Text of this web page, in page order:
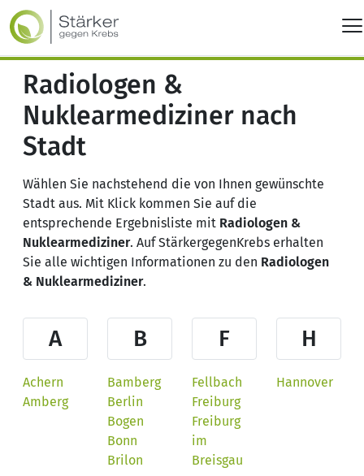
Radiologen &
Nuklearmediziner nach
Stadt
Wählen Sie nachstehend die von Ihnen gewünschte
Stadt aus. Mit Klick kommen Sie auf die
entsprechende Ergebnisliste mit Radiologen &
Nuklearmediziner. Auf StärkergegenKrebs erhalten
Sie alle wichtigen Informationen zu den Radiologen
& Nuklearmediziner.
A
Achern
Amberg
B
Bamberg
Berlin
Bogen
Bonn
Brilon
F
Fellbach
Freiburg
Freiburg
im
Breisgau
H
Hannover